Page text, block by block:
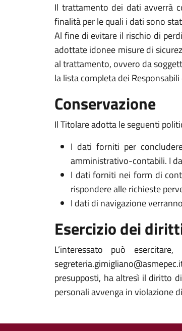
Il trattamento dei dati avverrà
finalità per le quali i dati sono
Al fine di evitare il rischio di
adottate idonee misure di
al trattamento, ovvero da
la lista completa dei
Conservazione
Il Titolare adotta le seguenti
I dati forniti per
amministrativo-contabili. I
I dati forniti nei form di
rispondere alle richieste
I dati di navigazione
Esercizio dei
L’interessato può
presupposti, ha altresì il diritto
personali avvenga in violazione